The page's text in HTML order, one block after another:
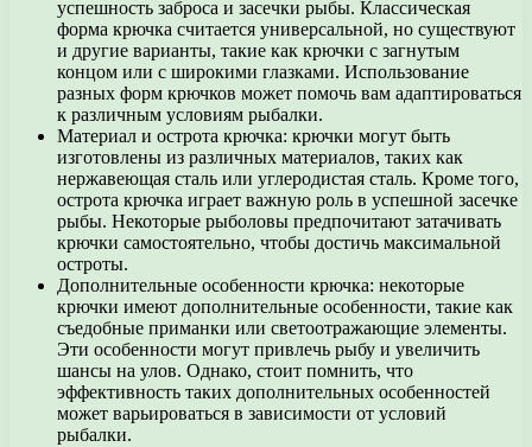
успешность заброса и засечки рыбы. Классическая
форма крючка считается универсальной, но существуют
и другие варианты, такие как крючки с загнутым
концом или с широкими глазками. Использование
разных форм крючков может помочь вам адаптироваться
к различным условиям рыбалки.
Материал и острота крючка: крючки могут быть
изготовлены из различных материалов, таких как
нержавеющая сталь или углеродистая сталь. Кроме того,
острота крючка играет важную роль в успешной засечке
рыбы. Некоторые рыболовы предпочитают затачивать
крючки самостоятельно, чтобы достичь максимальной
остроты.
Дополнительные особенности крючка: некоторые
крючки имеют дополнительные особенности, такие как
съедобные приманки или светоотражающие элементы.
Эти особенности могут привлечь рыбу и увеличить
шансы на улов. Однако, стоит помнить, что
эффективность таких дополнительных особенностей
может варьироваться в зависимости от условий
рыбалки.